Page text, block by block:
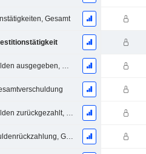
Gesamt
Kurzfristige Schulden ausgegeben, Gesamt
Kurzfristige Schulden zurückgezahlt, Gesamt
Langfristige Schuldenrückzahlung, Gesamt